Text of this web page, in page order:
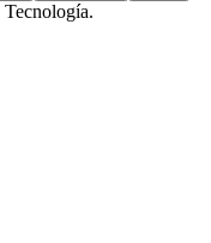
Tecnología.